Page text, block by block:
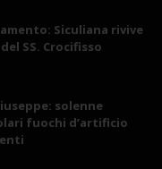
Siculiana rivive
SS. Crocifisso
solenne
fuochi d’artificio